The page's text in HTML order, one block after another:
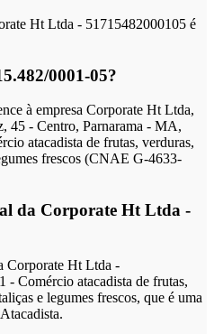
Ht Ltda - 51715482000105 é
0001-05?
à empresa Corporate Ht Ltda,
45 - Centro, Parnarama - MA,
atacadista de frutas, verduras,
frescos (CNAE G-4633-
da Corporate Ht Ltda -
Corporate Ht Ltda -
- Comércio atacadista de frutas,
e legumes frescos, que é uma